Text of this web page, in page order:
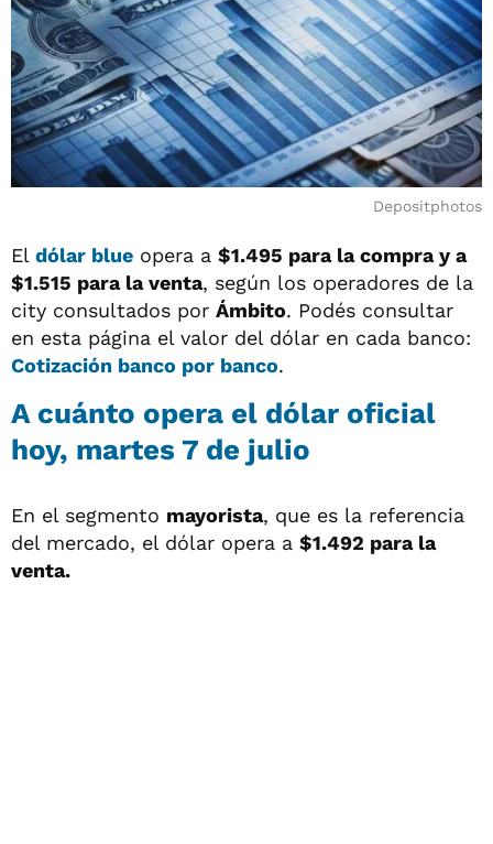
Depositphotos
El dólar blue opera a $1.495 para la compra y a
$1.515 para la venta, según los operadores de la
city consultados por Ámbito. Podés consultar
en esta página el valor del dólar en cada banco:
Cotización banco por banco.
A cuánto opera el dólar oficial
hoy, martes 7 de julio
En el segmento mayorista, que es la referencia
del mercado, el dólar opera a $1.492 para la
venta.